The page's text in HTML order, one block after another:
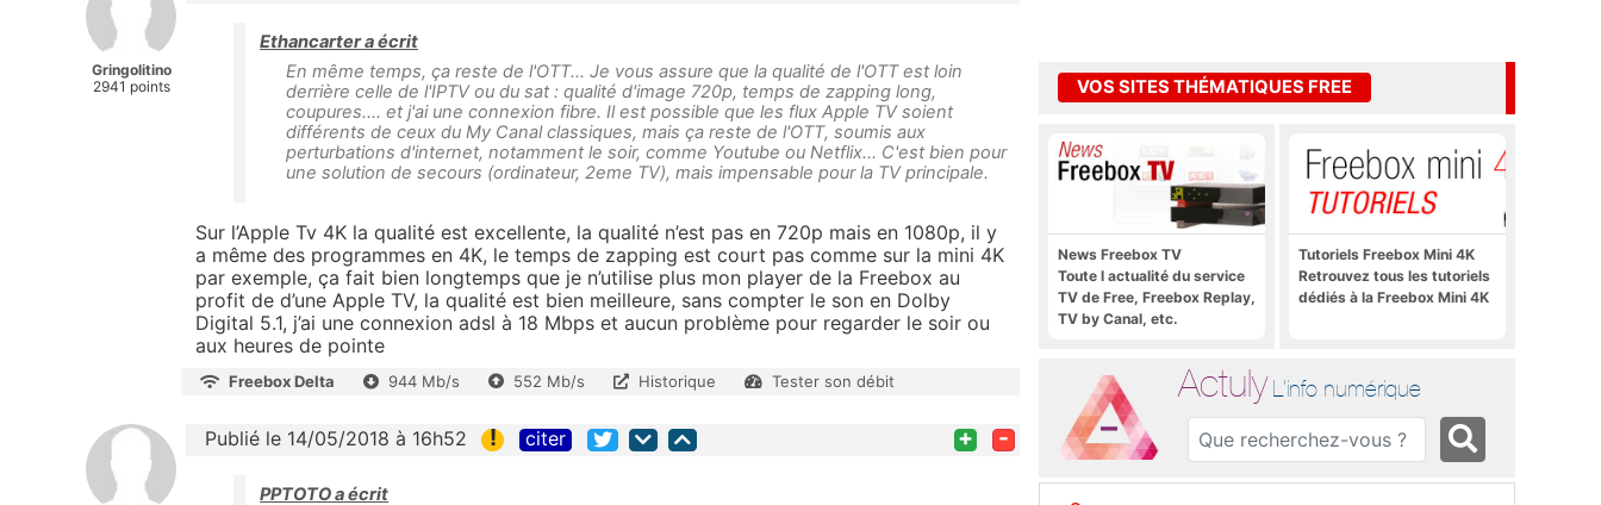
Gringolitino
2941 points
Ethancarter a écrit
En même temps, ça reste de l'OTT... Je vous assure que la qualité de l'OTT est loin
derrière celle de l'IPTV ou du sat : qualité d'image 720p, temps de zapping long,
coupures.... et j'ai une connexion fibre. Il est possible que les flux Apple TV soient
différents de ceux du My Canal classiques, mais ça reste de l'OTT, soumis aux
perturbations d'internet, notamment le soir, comme Youtube ou Netflix... C'est bien pour
une solution de secours (ordinateur, 2eme TV), mais impensable pour la TV principale.
Sur l’Apple Tv 4K la qualité est excellente, la qualité n’est pas en 720p mais en 1080p, il y
a même des programmes en 4K, le temps de zapping est court pas comme sur la mini 4K
par exemple, ça fait bien longtemps que je n’utilise plus mon player de la Freebox au
profit de d’une Apple TV, la qualité est bien meilleure, sans compter le son en Dolby
Digital 5.1, j’ai une connexion adsl à 18 Mbps et aucun problème pour regarder le soir ou
aux heures de pointe
Freebox Delta 944 Mb/s 552 Mb/s Historique Tester son débit
Publié le 14/05/2018 à 16h52 ! citer + -
PPTOTO a écrit
VOS SITES THÉMATIQUES FREE
News Freebox TV
Toute l actualité du service
TV de Free, Freebox Replay,
TV by Canal, etc.
Tutoriels Freebox Mini 4K
Retrouvez tous les tutoriels
dédiés à la Freebox Mini 4K
Actuly L'info numérique